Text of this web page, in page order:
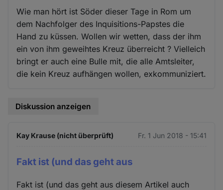
Wie man hört ist Söder dieser Tage in Rom um
dem Nachfolger des Inquisitions-Papstes die
Hand zu küssen. Wollen wir wetten, dass der ihm
ein von ihm geweihtes Kreuz überreicht ? Vielleich
bringt er auch eine Bulle mit, die alle Amtsleiter,
die kein Kreuz aufhängen wollen, exkommuniziert.
Diskussion anzeigen
Kay Krause (nicht überprüft) Fr. 1 Jun 2018 - 15:41
Fakt ist (und das geht aus
Fakt ist (und das geht aus diesem Artikel auch